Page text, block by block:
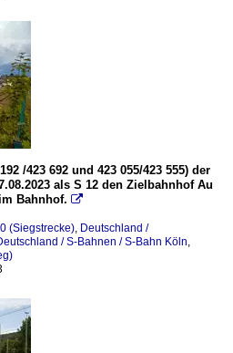
/423 692 und 423 055/423 555) der
als S 12 den Zielbahnhof Au
Bahnhof. 
(Siegstrecke), Deutschland /
/ S-Bahnen / S-Bahn Köln,